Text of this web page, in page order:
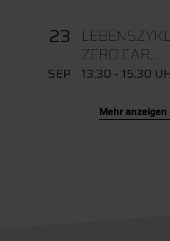
23
ZERO CAR...
SEP 13:30 - 15:30
Mehr anzeigen